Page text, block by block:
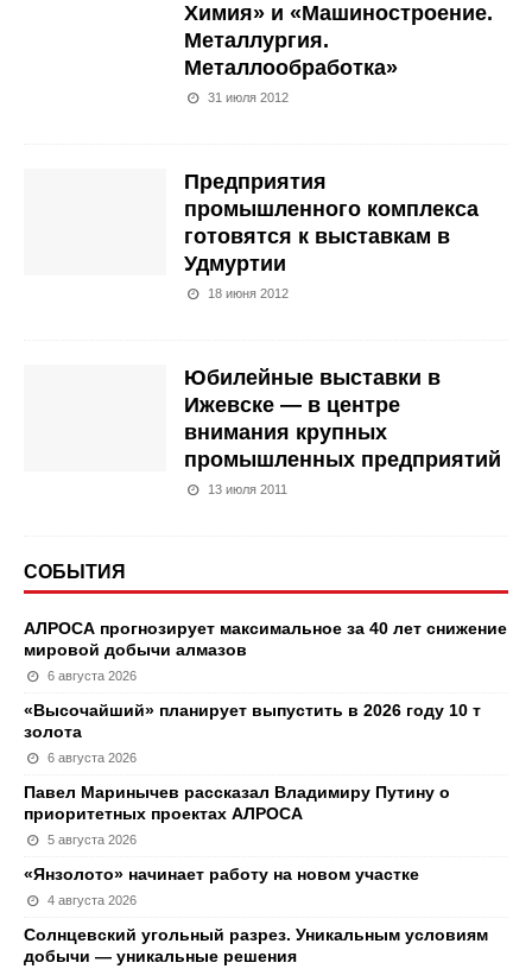
Химия» и «Машиностроение.
Металлургия.
Металлообработка»
31 июля 2012
Предприятия
промышленного комплекса
готовятся к выставкам в
Удмуртии
18 июня 2012
Юбилейные выставки в
Ижевске — в центре
внимания крупных
промышленных предприятий
13 июля 2011
СОБЫТИЯ
АЛРОСА прогнозирует максимальное за 40 лет снижение
мировой добычи алмазов
6 августа 2026
«Высочайший» планирует выпустить в 2026 году 10 т
золота
6 августа 2026
Павел Маринычев рассказал Владимиру Путину о
приоритетных проектах АЛРОСА
5 августа 2026
«Янзолото» начинает работу на новом участке
4 августа 2026
Солнцевский угольный разрез. Уникальным условиям
добычи — уникальные решения